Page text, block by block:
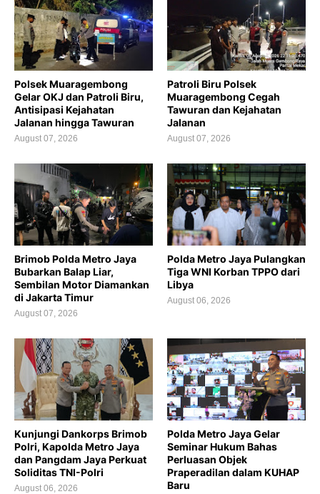
Polsek Muaragembong
Gelar OKJ dan Patroli Biru,
Antisipasi Kejahatan
Jalanan hingga Tawuran
August 07, 2026
Patroli Biru Polsek
Muaragembong Cegah
Tawuran dan Kejahatan
Jalanan
August 07, 2026
Brimob Polda Metro Jaya
Bubarkan Balap Liar,
Sembilan Motor Diamankan
di Jakarta Timur
August 07, 2026
Polda Metro Jaya Pulangkan
Tiga WNI Korban TPPO dari
Libya
August 06, 2026
Kunjungi Dankorps Brimob
Polri, Kapolda Metro Jaya
dan Pangdam Jaya Perkuat
Soliditas TNI-Polri
August 06, 2026
Polda Metro Jaya Gelar
Seminar Hukum Bahas
Perluasan Objek
Praperadilan dalam KUHAP
Baru